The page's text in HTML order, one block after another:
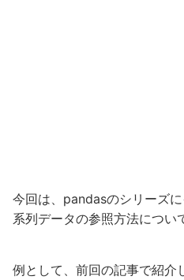
今回は、pandasのシリーズ
系列データの参照方法につい
例として、前回の記事で紹介